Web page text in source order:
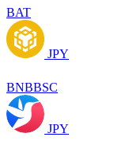
BAT
JPY
BNBBSC
JPY